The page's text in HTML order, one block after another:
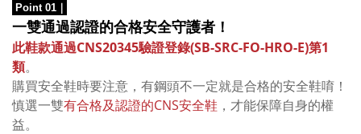
Point 01 ｜
一雙通過認證的合格安全守護者！
此鞋款通過CNS20345驗證登錄(SB-SRC-FO-HRO-E)第1
類。
購買安全鞋時要注意， 有鋼頭不一定就是合格的安全鞋唷！
慎選一雙有合格及認證的CNS安全鞋 ，才能保障自身的權
益。